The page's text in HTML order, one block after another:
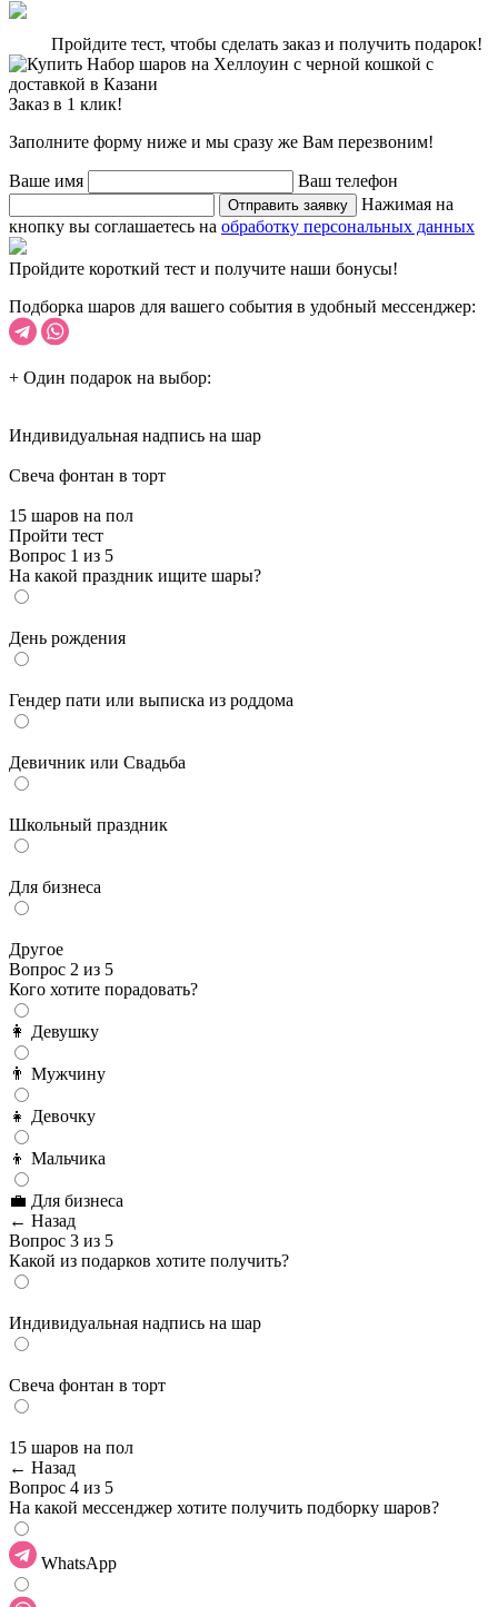
Пройдите тест, чтобы сделать заказ и получить подарок!
Заказ в 1 клик!
Заполните форму ниже и мы сразу же Вам перезвоним!
Ваше имя Ваш телефон
Отправить заявку
Нажимая на
кнопку вы соглашаетесь на обработку персональных данных
Пройдите короткий тест и получите наши бонусы!
Подборка шаров для вашего события в удобный мессенджер:
+ Один подарок на выбор:
Индивидуальная надпись на шар
Cвеча фонтан в торт
15 шаров на пол
Пройти тест
Вопрос 1 из 5
На какой праздник ищите шары?
День рождения
Гендер пати или выписка из роддома
Девичник или Свадьба
Школьный праздник
Для бизнеса
Другое
Вопрос 2 из 5
Кого хотите порадовать?
👩 Девушку
👨 Мужчину
👧 Девочку
👦 Мальчика
💼 Для бизнеса
← Назад
Вопрос 3 из 5
Какой из подарков хотите получить?
Индивидуальная надпись на шар
Cвеча фонтан в торт
15 шаров на пол
← Назад
Вопрос 4 из 5
На какой мессенджер хотите получить подборку шаров?
WhatsApp